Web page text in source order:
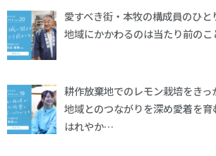
愛すべき街・本牧の構成員のひと
地域にかかわるのは当たり前のこ
耕作放棄地でのレモン栽培をきっ
地域とのつながりを深め愛着を育
はれやか…